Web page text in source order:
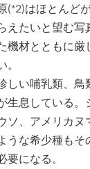
(*2)はほとんど
えたいと望む写
機材とともに厳
しい哺乳類、鳥
生息している。
ソ、アメリカヌ
うな希少種もそ
になる。